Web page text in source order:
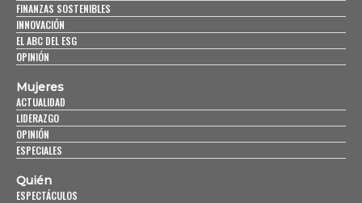
FINANZAS SOSTENIBLES
INNOVACIÓN
EL ABC DEL ESG
OPINIÓN
Mujeres
ACTUALIDAD
LIDERAZGO
OPINIÓN
ESPECIALES
Quién
ESPECTÁCULOS